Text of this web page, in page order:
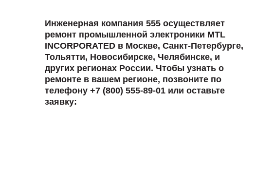
Инженерная компания 555 осуществляет
ремонт промышленной электроники MTL
INCORPORATED в Москве, Санкт-Петербурге,
Тольятти, Новосибирске, Челябинске, и
других регионах России. Чтобы узнать о
ремонте в вашем регионе, позвоните по
телефону +7 (800) 555-89-01 или оставьте
заявку: